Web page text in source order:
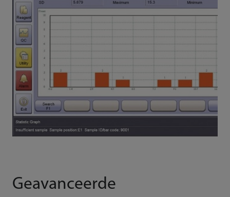
Geavanceerde